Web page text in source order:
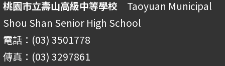
桃園市立壽山高級中等學校 Taoyuan Municipal
Shou Shan Senior High School
電話：(03) 3501778
傳真：(03) 3297861